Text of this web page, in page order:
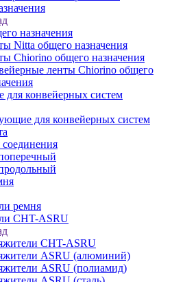
назначения
Nitta общего назначения
Chiorino общего назначения
ленты Chiorino общего
конвейерных систем
для конвейерных систем
ремня
CHT-ASRU
CHT-ASRU
ASRU (алюминий)
ASRU (полиамид)